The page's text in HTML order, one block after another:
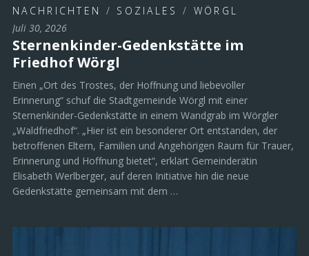
NACHRICHTEN / SOZIALES / WÖRGL
Juli 30, 2026
Sternenkinder-Gedenkstätte im
Friedhof Wörgl
Einen „Ort des Trostes, der Hoffnung und liebevoller
Erinnerung“ schuf die Stadtgemeinde Wörgl mit einer
Sternenkinder-Gedenkstätte in einem Wandgrab im Wörgler
„Waldfriedhof“. „Hier ist ein besonderer Ort entstanden, der
betroffenen Eltern, Familien und Angehörigen Raum für Trauer,
Erinnerung und Hoffnung bietet“, erklärt Gemeinderätin
Elisabeth Werlberger, auf deren Initiative hin die neue
Gedenkstätte gemeinsam mit dem …